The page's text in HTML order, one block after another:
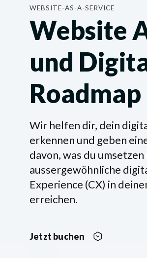
WEBSITE-AS-A-SERVICE
Website
und
Roadmap
Wir helfen dir, dein
erkennen und geben
davon, was du umsetzen
aussergewöhnliche
Experience (CX) in
erreichen.
Jetzt buchen